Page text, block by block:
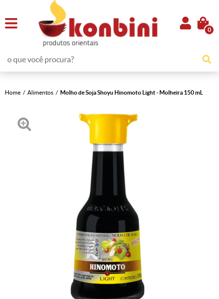
0
Home Alimentos Molho de Soja Shoyu Hinomoto Light - Molheira 150 mL